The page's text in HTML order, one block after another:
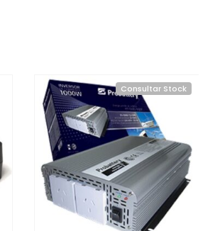
Consultar Stock